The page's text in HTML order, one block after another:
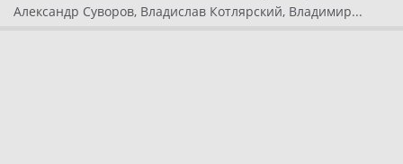
Александр Суворов, Владислав Котлярский, Владимир...